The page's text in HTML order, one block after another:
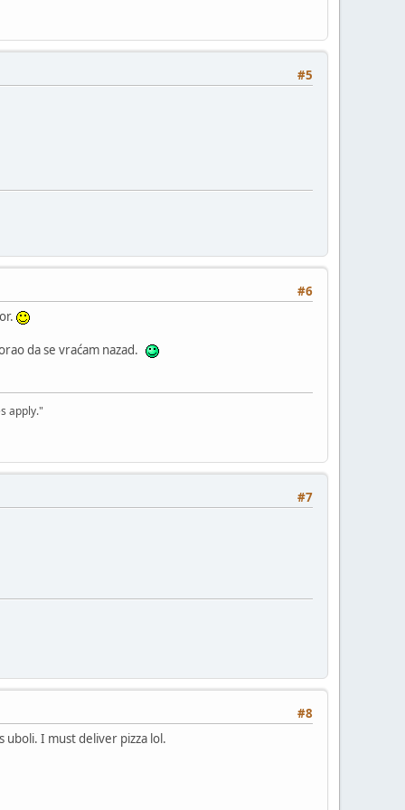
#5
#6
da se vraćam nazad.
apply."
#7
#8
uboli. I must deliver pizza lol.